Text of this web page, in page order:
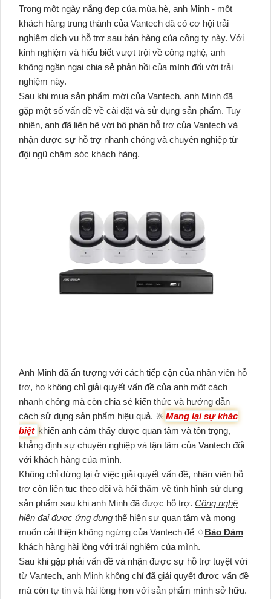
Trong một ngày nắng đẹp của mùa hè, anh Minh - một
khách hàng trung thành của Vantech đã có cơ hội trải
nghiệm dịch vụ hỗ trợ sau bán hàng của công ty này. Với
kinh nghiệm và hiểu biết vượt trội về công nghệ, anh
không ngần ngại chia sẻ phản hồi của mình đối với trải
nghiệm này.
Sau khi mua sản phẩm mới của Vantech, anh Minh đã
gặp một số vấn đề về cài đặt và sử dụng sản phẩm. Tuy
nhiên, anh đã liên hệ với bộ phận hỗ trợ của Vantech và
nhận được sự hỗ trợ nhanh chóng và chuyên nghiệp từ
đội ngũ chăm sóc khách hàng.
Anh Minh đã ấn tượng với cách tiếp cận của nhân viên hỗ
trợ, họ không chỉ giải quyết vấn đề của anh một cách
nhanh chóng mà còn chia sẻ kiến thức và hướng dẫn
cách sử dụng sản phẩm hiệu quả. 🔆 Mang lại sự khác
biệt khiến anh cảm thấy được quan tâm và tôn trọng,
khẳng định sự chuyên nghiệp và tận tâm của Vantech đối
với khách hàng của mình.
Không chỉ dừng lại ở việc giải quyết vấn đề, nhân viên hỗ
trợ còn liên tục theo dõi và hỏi thăm về tình hình sử dụng
sản phẩm sau khi anh Minh đã được hỗ trợ. Công nghệ
hiện đại được ứng dụng thể hiện sự quan tâm và mong
muốn cải thiện không ngừng của Vantech để ♢ Bảo Đảm
khách hàng hài lòng với trải nghiệm của mình.
Sau khi gặp phải vấn đề và nhận được sự hỗ trợ tuyệt vời
từ Vantech, anh Minh không chỉ đã giải quyết được vấn đề
mà còn tự tin và hài lòng hơn với sản phẩm mình sở hữu.